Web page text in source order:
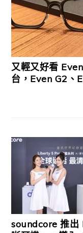
又輕又好看
台，Even G2、
soundcore 推